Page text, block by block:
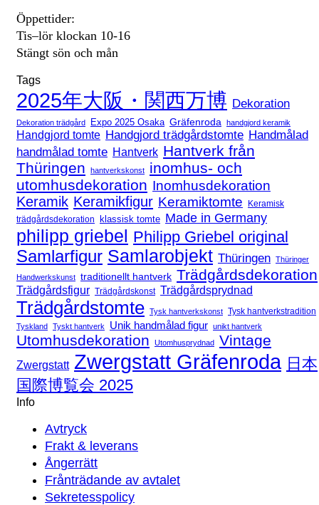
Öppettider:
Tis–lör klockan 10-16
Stängt sön och mån
Tags
2025年大阪・関西万博 Dekoration
Dekoration trädgård Expo 2025 Osaka Gräfenroda handgjord keramik
Handgjord tomte Handgjord trädgårdstomte Handmålad
handmålad tomte Hantverk Hantverk från
Thüringen
hantverkskonst
inomhus- och
utomhusdekoration Inomhusdekoration
Keramik Keramikfigur Keramiktomte
Keramisk
trädgårdsdekoration
klassisk tomte Made in Germany
philipp griebel Philipp Griebel original
Samlarfigur Samlarobjekt Thüringen Thüringer
Handwerkskunst traditionellt hantverk Trädgårdsdekoration
Trädgårdsfigur Trädgårdskonst Trädgårdsprydnad
Trädgårdstomte Tysk hantverkskonst Tysk hantverkstradition
Tyskland Tyskt hantverk Unik handmålad figur unikt hantverk
Utomhusdekoration Utomhusprydnad Vintage
Zwergstatt Zwergstatt Gräfenroda 日本
国際博覧会 2025
Info
Avtryck
Frakt & leverans
Ångerrätt
Frånträdande av avtalet
Sekretesspolicy